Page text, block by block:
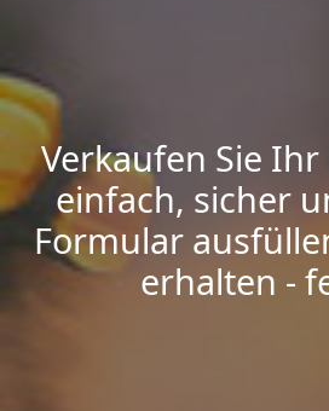
Verkaufen Sie
einfach, sicher
Formular
erhalten -